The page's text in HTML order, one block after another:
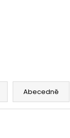
Abecedně